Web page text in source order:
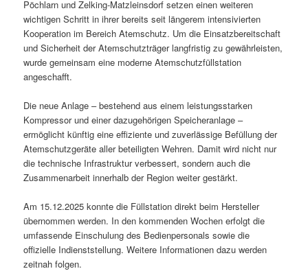
Pöchlarn und Zelking‑Matzleinsdorf setzen einen weiteren
wichtigen Schritt in ihrer bereits seit längerem intensivierten
Kooperation im Bereich Atemschutz. Um die Einsatzbereitschaft
und Sicherheit der Atemschutzträger langfristig zu gewährleisten,
wurde gemeinsam eine moderne Atemschutzfüllstation
angeschafft.
Die neue Anlage – bestehend aus einem leistungsstarken
Kompressor und einer dazugehörigen Speicheranlage –
ermöglicht künftig eine effiziente und zuverlässige Befüllung der
Atemschutzgeräte aller beteiligten Wehren. Damit wird nicht nur
die technische Infrastruktur verbessert, sondern auch die
Zusammenarbeit innerhalb der Region weiter gestärkt.
Am 15.12.2025 konnte die Füllstation direkt beim Hersteller
übernommen werden. In den kommenden Wochen erfolgt die
umfassende Einschulung des Bedienpersonals sowie die
offizielle Indienststellung. Weitere Informationen dazu werden
zeitnah folgen.